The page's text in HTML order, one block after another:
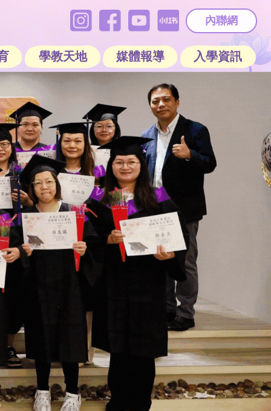
內聯網
學教天地 媒體報導 入學資訊